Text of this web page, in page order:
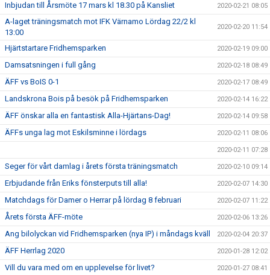
Inbjudan till Årsmöte 17 mars kl 18.30 på Kansliet 2020-02-21 08:05
A-laget träningsmatch mot IFK Värnamo Lördag 22/2 kl
13:00
2020-02-20 11:54
Hjärtstartare Fridhemsparken 2020-02-19 09:00
Damsatsningen i full gång 2020-02-18 08:49
ÄFF vs BoIS 0-1 2020-02-17 08:49
Landskrona Bois på besök på Fridhemsparken 2020-02-14 16:22
ÄFF önskar alla en fantastisk Alla-Hjärtans-Dag! 2020-02-14 09:58
ÄFFs unga lag mot Eskilsminne i lördags 2020-02-11 08:06
2020-02-11 07:28
Seger för vårt damlag i årets första träningsmatch 2020-02-10 09:14
Erbjudande från Eriks fönsterputs till alla! 2020-02-07 14:30
Matchdags för Damer o Herrar på lördag 8 februari 2020-02-07 11:22
Årets första ÄFF-möte 2020-02-06 13:26
Ang bilolyckan vid Fridhemsparken (nya IP) i måndags kväll 2020-02-04 20:37
ÄFF Herrlag 2020 2020-01-28 12:02
Vill du vara med om en upplevelse för livet? 2020-01-27 08:41